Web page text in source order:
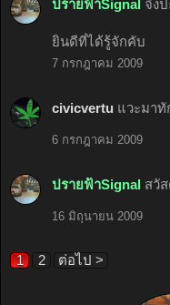
ปรายฟ้าSignal จิง
ยินดีที่ได้รู้จักคับ
7 กรกฎาคม 2009
civicvertu แวะมาทั
6 กรกฎาคม 2009
ปรายฟ้าSignal สวั
16 มิถุนายน 2009
1 2 ต่อไป >